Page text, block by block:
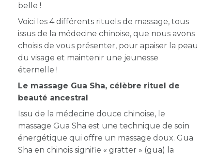
belle !
Voici les 4 différents rituels de massage, tous
issus de la médecine chinoise, que nous avons
choisis de vous présenter, pour apaiser la peau
du visage et maintenir une jeunesse
éternelle !
Le massage Gua Sha, célèbre rituel de
beauté ancestral
Issu de la médecine douce chinoise, le
massage Gua Sha est une technique de soin
énergétique qui offre un massage doux. Gua
Sha en chinois signifie « gratter » (gua) la